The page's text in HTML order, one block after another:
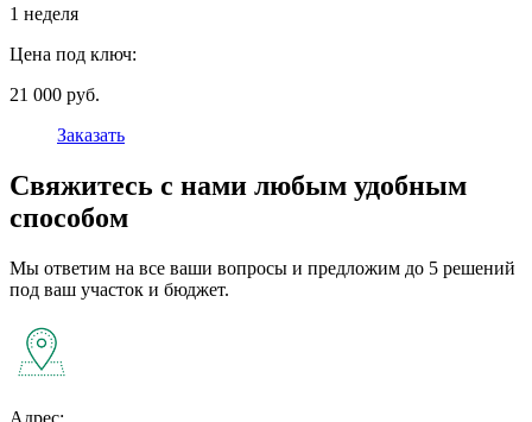
1 неделя
Цена под ключ:
21 000 руб.
Заказать
Свяжитесь с нами любым удобным
способом
Мы ответим на все ваши вопросы и предложим до 5 решений
под ваш участок и бюджет.